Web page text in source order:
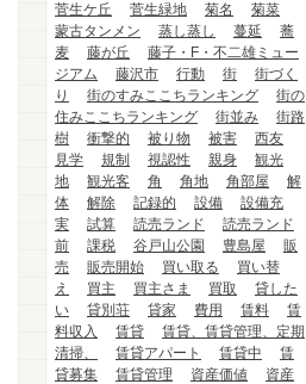
菅生ケ丘
菅生緑地 菊名
菊菜
蒙古タンメン
蒸し蒸し 蔓延
蕎
麦
藤が丘
藤子・F・不二雄ミュー
ジアム
藤沢市 行動 街
街づく
り
街のすみここちランキング
街の
住みここちランキング
街並み
街路
樹
衝撃的 被り物 被害
西友
見学
規制 視認性 親身
観光
地
観光客 角 角地 角部屋
解
体
解除 記録的 設備
設備充
実
試算 読売ランド
読売ランド
前
課税 谷戸山公園 豊島屋
販
売
販売開始 買い取る
買い替
え
買主 買主さま 買取
貸した
い
貸別荘 貸家 費用 賃料
賃
料収入
賃貸
賃貸、賃貸管理、定期
清掃、
賃貸アパート 賃貸中
賃
貸募集
賃貸管理 資産価値
資産